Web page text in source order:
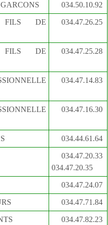
034.50.10.92
FILS DE
034.47.26.25
FILS DE
034.47.25.28
034.47.14.83
034.47.16.30
034.44.61.64
034.47.20.33
034.47.20.35
034.47.24.07
034.47.71.84
034.47.82.23